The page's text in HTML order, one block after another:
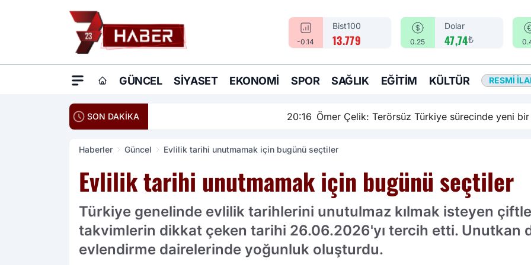
-0.14
Bist100
13.779 0.25
Dolar
47,74₺
GÜNCEL SIYASET EKONOMI SPOR SAĞLIK EĞITIM KÜLTÜR RESMI
SON DAKİKA Ömer Çelik: Terörsüz Türkiye sürecinde yeni bir aşamadayız
Haberler Güncel Evlilik tarihi unutmamak için bugünü seçtiler
Evlilik tarihi unutmamak için bugünü seçtiler
Türkiye genelinde evlilik tarihlerini unutulmaz kılmak isteyen
takvimlerin dikkat çeken tarihi 26.06.2026'yı tercih etti. Unutkan
evlendirme dairelerinde yoğunluk oluşturdu.